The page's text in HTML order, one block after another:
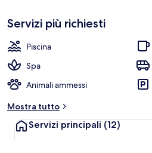
popolare
Servizi più richiesti
Piscina
Spa
Animali ammessi
Mostra tutto
Servizi principali (12)